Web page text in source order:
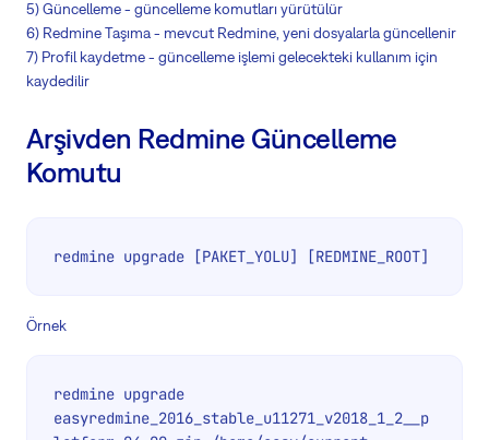
5) Güncelleme - güncelleme komutları yürütülür
6) Redmine Taşıma - mevcut Redmine, yeni dosyalarla güncellenir
7) Profil kaydetme - güncelleme işlemi gelecekteki kullanım için
kaydedilir
Arşivden Redmine Güncelleme
Komutu
redmine upgrade [PAKET_YOLU] [REDMINE_ROOT]
Örnek
redmine upgrade
easyredmine_2016_stable_u11271_v2018_1_2__p